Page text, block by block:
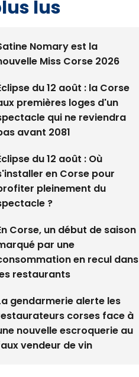
lus
Nomary est la
Miss Corse 2026
du 12 août : la Corse
premières loges d'un
qui ne reviendra
avant 2081
du 12 août : Où
en Corse pour
pleinement du
?
Corse, un début de saison
par une
en recul dans
restaurants
gendarmerie alerte les
corses face à
nouvelle escroquerie au
vendeur de vin